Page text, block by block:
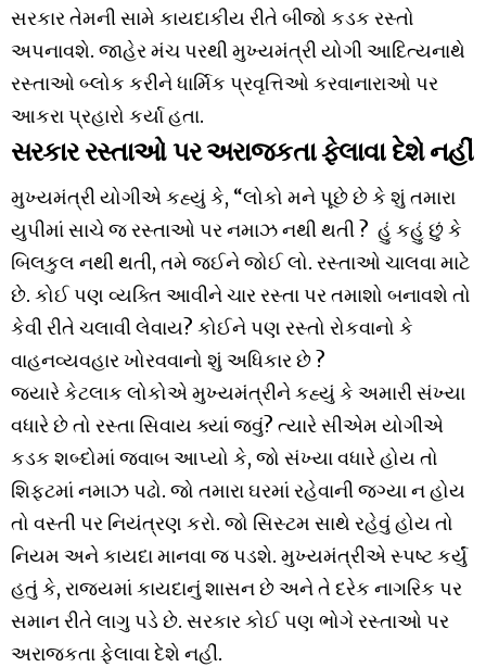
સરકાર તેમની સામે કાયદાકીય રીતે બીજો કડક રસ્તો
અપનાવશે. જાહેર મંચ પરથી મુખ્યમંત્રી યોગી આદિત્યનાથે
રસ્તાઓ બ્લોક કરીને ધાર્મિક પ્રવૃત્તિઓ કરવાનારાઓ પર
આકરા પ્રહારો કર્યા હતા.
સરકાર રસ્તાઓ પર અરાજકતા ફેલાવા દેશે નહીં
મુખ્યમંત્રી યોગીએ કહ્યું કે, “લોકો મને પૂછે છે કે શું તમારા
યુપીમાં સાચે જ રસ્તાઓ પર નમાઝ નથી થતી ? હું કહું છું કે
બિલકુલ નથી થતી, તમે જઈને જોઈ લો. રસ્તાઓ ચાલવા માટે
છે. કોઈ પણ વ્યક્તિ આવીને ચાર રસ્તા પર તમાશો બનાવશે તો
કેવી રીતે ચલાવી લેવાય? કોઈને પણ રસ્તો રોકવાનો કે
વાહનવ્યવહાર ખોરવવાનો શું અધિકાર છે ?
જ્યારે કેટલાક લોકોએ મુખ્યમંત્રીને કહ્યું કે અમારી સંખ્યા
વધારે છે તો રસ્તા સિવાય ક્યાં જવું? ત્યારે સીએમ યોગીએ
કડક શબ્દોમાં જવાબ આપ્યો કે, જો સંખ્યા વધારે હોય તો
શિફ્ટમાં નમાઝ પઢો. જો તમારા ઘરમાં રહેવાની જગ્યા ન હોય
તો વસ્તી પર નિયંત્રણ કરો. જો સિસ્ટમ સાથે રહેવું હોય તો
નિયમ અને કાયદા માનવા જ પડશે. મુખ્યમંત્રીએ સ્પષ્ટ કર્યું
હતું કે, રાજ્યમાં કાયદાનું શાસન છે અને તે દરેક નાગરિક પર
સમાન રીતે લાગુ પડે છે. સરકાર કોઈ પણ ભોગે રસ્તાઓ પર
અરાજકતા ફેલાવા દેશે નહીં.